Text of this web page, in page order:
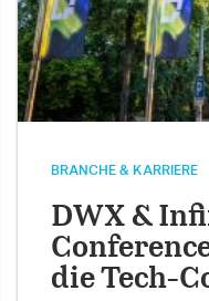
BRANCHE & KARRIERE
DWX &
die Tech-